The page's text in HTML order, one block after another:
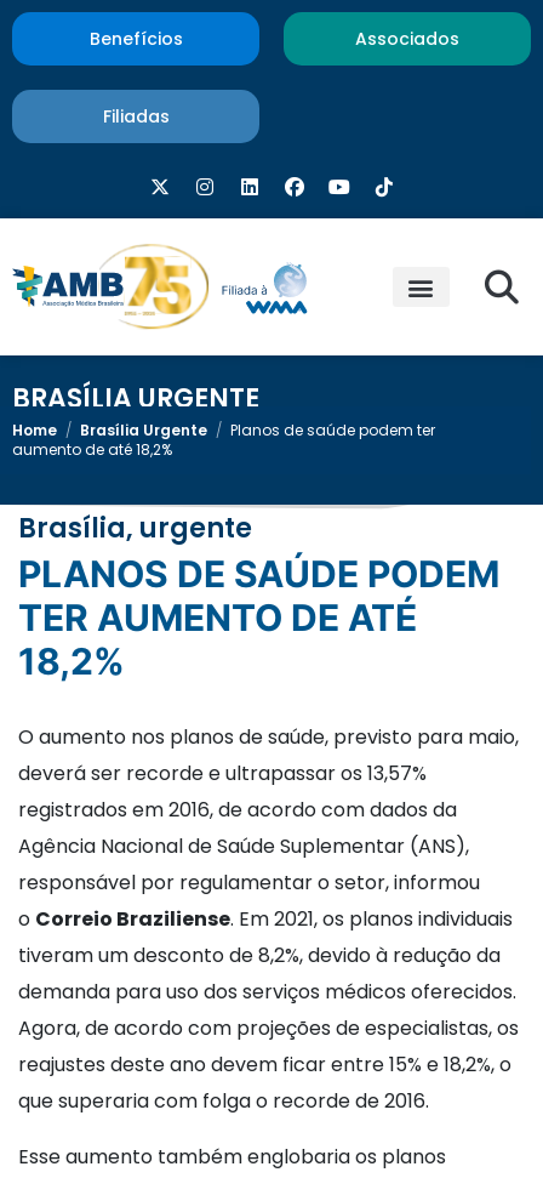
Benefícios Associados
Filiadas
BRASÍLIA URGENTE
Home / Brasília Urgente / Planos de saúde podem ter
aumento de até 18,2%
Brasília, urgente
PLANOS DE SAÚDE PODEM
TER AUMENTO DE ATÉ
18,2%
O aumento nos planos de saúde, previsto para maio,
deverá ser recorde e ultrapassar os 13,57%
registrados em 2016, de acordo com dados da
Agência Nacional de Saúde Suplementar (ANS),
responsável por regulamentar o setor, informou
o Correio Braziliense. Em 2021, os planos individuais
tiveram um desconto de 8,2%, devido à redução da
demanda para uso dos serviços médicos oferecidos.
Agora, de acordo com projeções de especialistas, os
reajustes deste ano devem ficar entre 15% e 18,2%, o
que superaria com folga o recorde de 2016.
Esse aumento também englobaria os planos